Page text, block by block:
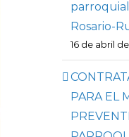
Rosario-
16 de abril
PARA EL